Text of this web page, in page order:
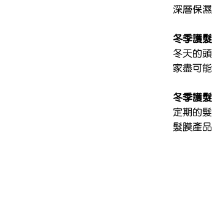
深層保
冬季護
冬天的
家盡可
冬季護
定期的
髮膜產